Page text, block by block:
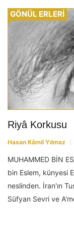
GÖNÜL ERLERİ
Riyâ Korkusu
Hasan Kâmil Yılmaz
MUHAMMED BİN
bin Eslem, künyesi
neslinden. İran'ın
Süfyan Sevri ve